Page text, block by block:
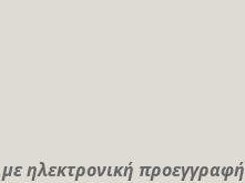
ηλεκτρονική προεγγραφή